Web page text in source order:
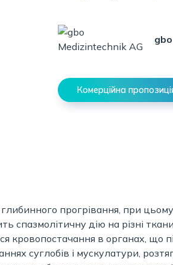
Комерційна
прогрівання, при
спазмолітичну дію на різні
кровопостачання в органах, що
суглобів і мускулатури,